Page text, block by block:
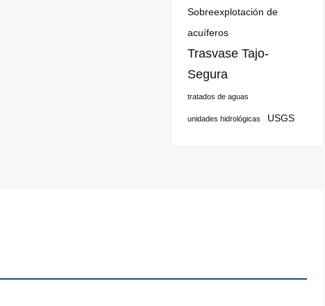
Sobreexplotación de
acuíferos
Trasvase Tajo-
Segura
tratados de aguas
unidades hidrológicas USGS